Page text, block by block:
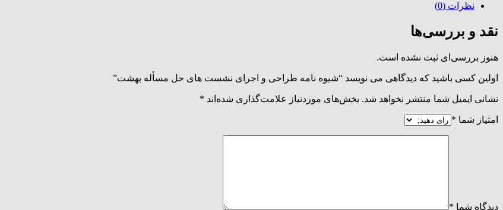
نظرات (0)
نقد و بررسی‌ها
هنوز بررسی‌ای ثبت نشده است.
اولین کسی باشید که دیدگاهی می نویسد “شیوه نامه طراحی و اجرای نشست های حل مسأله بهشت”
نشانی ایمیل شما منتشر نخواهد شد. بخش‌های موردنیاز علامت‌گذاری شده‌اند *
امتیاز شما *
دیدگاه شما *